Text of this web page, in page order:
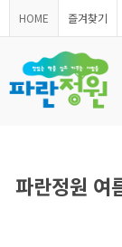
HOME 즐겨찾기
파란정원 여